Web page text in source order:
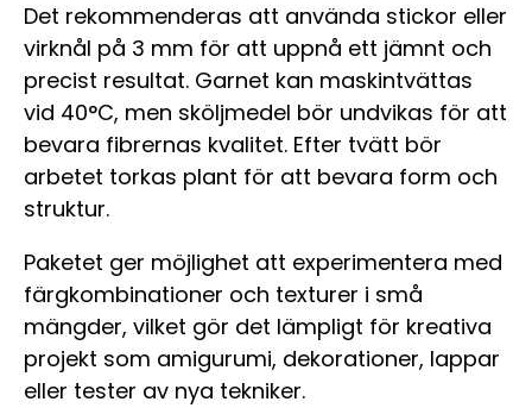
Det rekommenderas att använda stickor eller
virknål på 3 mm för att uppnå ett jämnt och
precist resultat. Garnet kan maskintvättas
vid 40°C, men sköljmedel bör undvikas för att
bevara fibrernas kvalitet. Efter tvätt bör
arbetet torkas plant för att bevara form och
struktur.
Paketet ger möjlighet att experimentera med
färgkombinationer och texturer i små
mängder, vilket gör det lämpligt för kreativa
projekt som amigurumi, dekorationer, lappar
eller tester av nya tekniker.